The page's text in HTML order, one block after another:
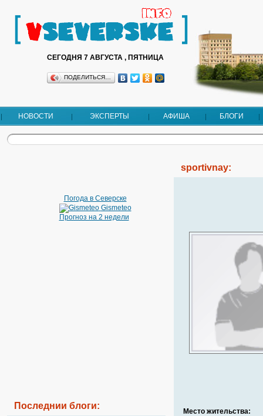
СЕГОДНЯ 7 АВГУСТА , ПЯТНИЦА
ПОДЕЛИТЬСЯ…
НОВОСТИ ЭКСПЕРТЫ АФИША БЛОГИ
Погода в Северске
Gismeteo
Прогноз на 2 недели
Последнии блоги:
sportivnay:
Место жительства: